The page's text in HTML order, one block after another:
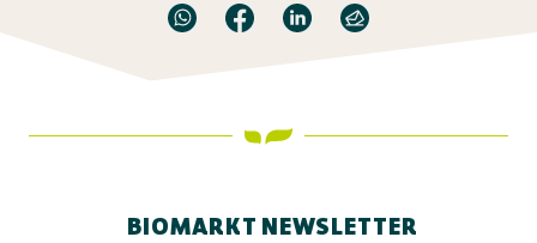
BIOMARKT NEWSLETTER